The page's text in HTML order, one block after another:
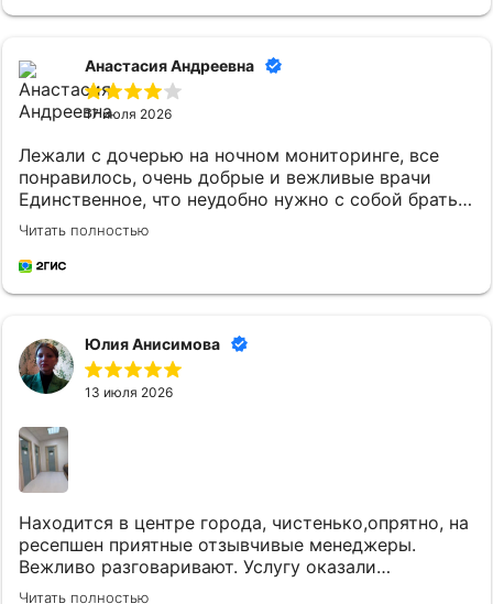
Анастасия Андреевна
17 июля 2026
Лежали с дочерью на ночном мониторинге, все
понравилось, очень добрые и вежливые врачи
Единственное, что неудобно нужно с собой брать
постельное белье и маленькому ребенку
кипяченую воду
Читать полностью
Юлия Анисимова
13 июля 2026
Находится в центре города, чистенько,опрятно, на
ресепшен приятные отзывчивые менеджеры.
Вежливо разговаривают. Услугу оказали
качественно и вовремя. Однозначно придем еще.
Читать полностью